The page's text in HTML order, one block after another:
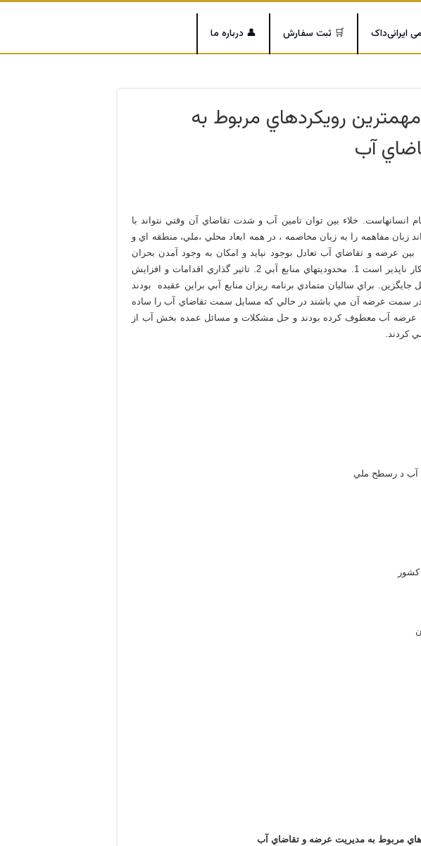
ایرانی‌داک 🛒 ثبت سفارش 👤 درباره ما
مهمترین رويكردهاي مربوط به
آب
انسانهاست. خلاء بين توان تامين آب و شدت تقاضاي آن وقتي نتواند با
زبان مفاهمه را به زبان مخاصمه ، در همه ابعاد محلي ،ملي، منطقه اي و
بين عرضه و تقاضاي آب تعادل بوجود نيايد و امكان به وجود آمدن بحران
وجود داشته باشد معلول دو واقعيت انكار ناپذير است 1. محدوديتهاي منابع آبي 2. تاثير گذاري اقدامات و افزايش
جايگزين. براي ساليان متمادي برنامه ريزان منابع آبي براين عقيده بودند
سمت عرضه آن مي باشند در حالي كه مسايل سمت تقاضاي آب را ساده
عرضه آب معطوف كرده بودند و حل مشكلات و مسائل عمده بخش آب از
كردند.
آب د رسطح ملي
مربوط به مديريت عرضه و تقاضاي آب